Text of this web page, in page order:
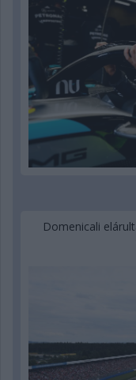
Domenicali